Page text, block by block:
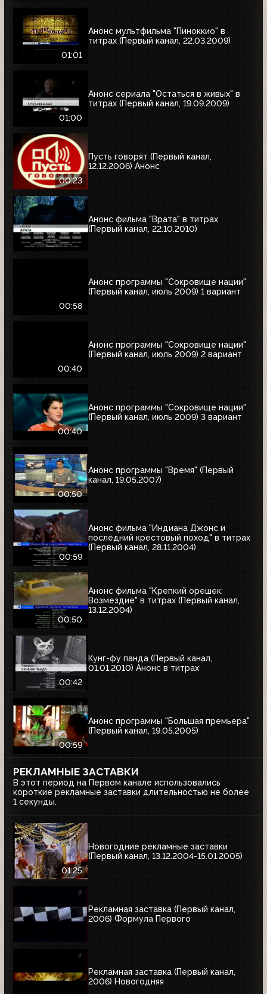
01:01
Анонс мультфильма "Пиноккио" в
титрах (Первый канал, 22.03.2009)
01:00
Анонс сериала "Остаться в живых" в
титрах (Первый канал, 19.09.2009)
00:23
Пусть говорят (Первый канал,
12.12.2006) Анонс
Анонс фильма "Врата" в титрах
(Первый канал, 22.10.2010)
00:58
Анонс программы "Сокровище нации"
(Первый канал, июль 2009) 1 вариант
00:40
Анонс программы "Сокровище нации"
(Первый канал, июль 2009) 2 вариант
00:40
Анонс программы "Сокровище нации"
(Первый канал, июль 2009) 3 вариант
00:50
Анонс программы "Время" (Первый
канал, 19.05.2007)
00:59
Анонс фильма "Индиана Джонс и
последний крестовый поход" в титрах
(Первый канал, 28.11.2004)
00:50
Анонс фильма "Крепкий орешек:
Возмездие" в титрах (Первый канал,
13.12.2004)
00:42
Кунг-фу панда (Первый канал,
01.01.2010) Анонс в титрах
00:59
Анонс программы "Большая премьера"
(Первый канал, 19.05.2005)
РЕКЛАМНЫЕ ЗАСТАВКИ
В этот период на Первом канале использовались
короткие рекламные заставки длительностью не более
1 секунды.
01:25
Новогодние рекламные заставки
(Первый канал, 13.12.2004-15.01.2005)
Рекламная заставка (Первый канал,
2006) Формула Первого
Рекламная заставка (Первый канал,
2006) Новогодняя